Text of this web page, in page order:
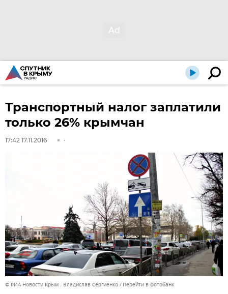
Транспортный налог заплатили
только 26% крымчан
17:42 17.11.2016
© РИА Новости Крым . Владислав Сергиенко Перейти в фотобанк